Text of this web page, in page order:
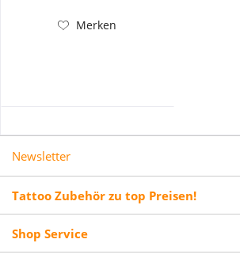
Merken
Newsletter
Tattoo Zubehör zu top Preisen!
Shop Service